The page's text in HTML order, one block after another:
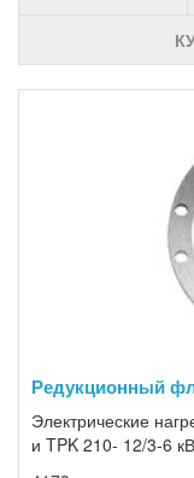
Редукционный
Электрические
и TPK 210- 12/3-6